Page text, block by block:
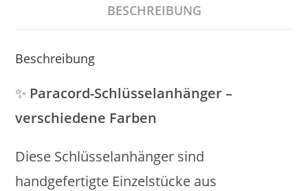
BESCHREIBUNG
Beschreibung
✨ Paracord-Schlüsselanhänger –
verschiedene Farben
Diese Schlüsselanhänger sind
handgefertigte Einzelstücke aus